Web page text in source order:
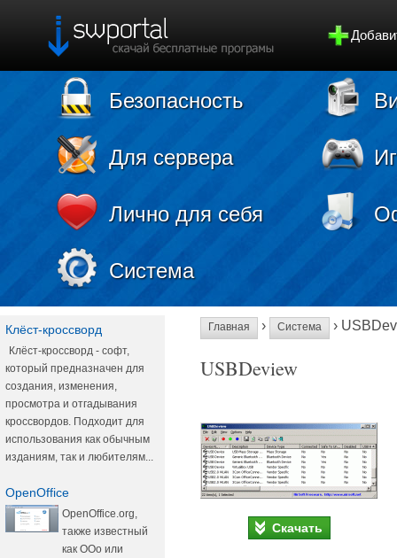
Безопасность
Для сервера
Лично для себя
Система
Клёст-кроссворд
Клёст-кроссворд - софт,
который предназначен для
создания, изменения,
просмотра и отгадывания
кроссвордов. Подходит для
использования как обычным
изданиям, так и любителям...
OpenOffice
OpenOffice.org,
также известный
как OOo или
Главная › Система ›
USBDeview
Скачать